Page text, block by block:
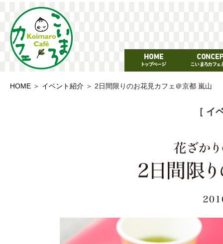
HOME ＞ イベント紹介 ＞ 2日間限りのお花見カフェ＠京都 嵐山
［ イ